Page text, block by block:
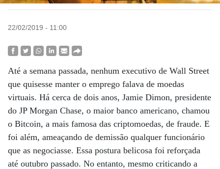
22/02/2019 - 11:00
Até a semana passada, nenhum executivo de Wall Street
que quisesse manter o emprego falava de moedas
virtuais. Há cerca de dois anos, Jamie Dimon, presidente
do JP Morgan Chase, o maior banco americano, chamou
o Bitcoin, a mais famosa das criptomoedas, de fraude. E
foi além, ameaçando de demissão qualquer funcionário
que as negociasse. Essa postura belicosa foi reforçada
até outubro passado. No entanto, mesmo criticando a